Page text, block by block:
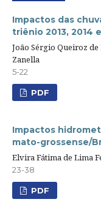
Impactos das
triênio 2013, 2014
João Sérgio Queiroz
Zanella
5-22
PDF
Impactos
mato-grossense/
Elvira Fátima de Lima
23-38
PDF